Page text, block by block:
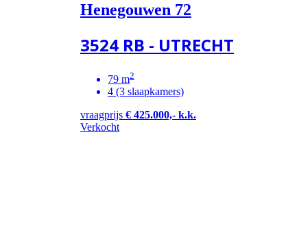
Henegouwen 72
3524 RB - UTRECHT
79 m2
4 (3 slaapkamers)
vraagprijs € 425.000,- k.k.
Verkocht